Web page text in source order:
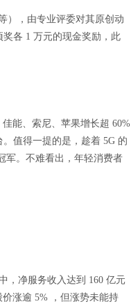
），由专业评委对其原创动
各 1 万元的现金奖励，此
能、索尼、苹果增长超 60%
值得一提的是，趁着 5G 的
军。不难看出，年轻消费者
，净服务收入达到 160 亿元
涨逾 5% ，但涨势未能持